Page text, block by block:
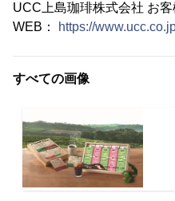
UCC上島珈琲株式会社 お客
WEB：
https://
すべての画像